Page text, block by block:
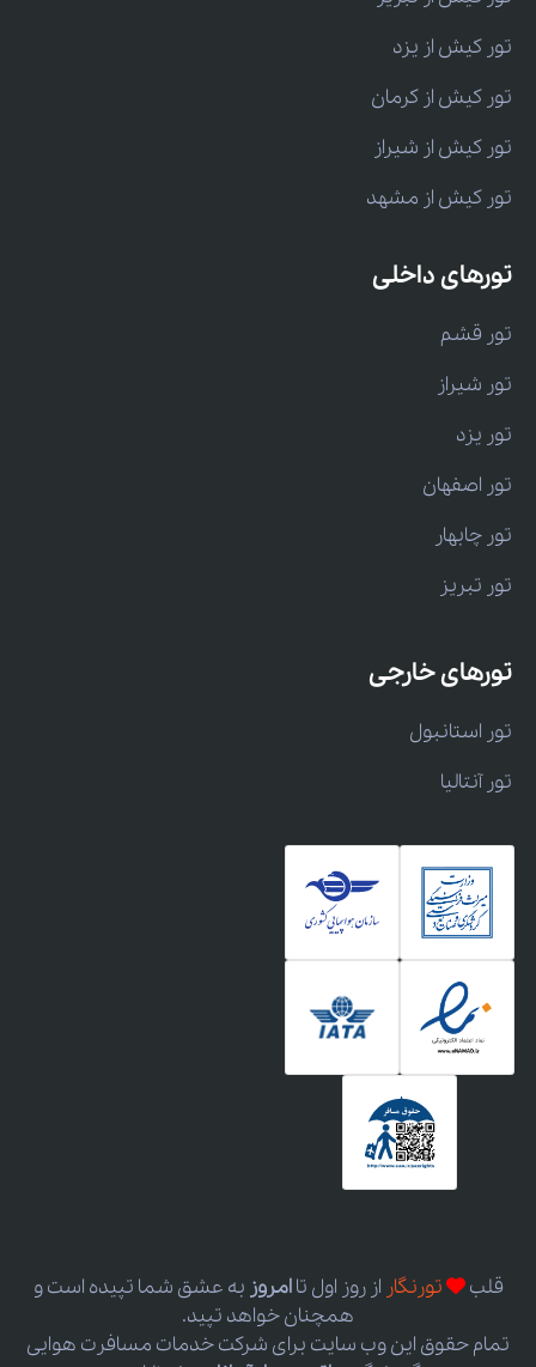
تور کیش از یزد
تور کیش از کرمان
تور کیش از شیراز
تور کیش از مشهد
تورهای داخلی
تور قشم
تور شیراز
تور یزد
تور اصفهان
تور چابهار
تور تبریز
تورهای خارجی
تور استانبول
تور آنتالیا
قلب تورنگار از روز اول تاامروز به عشق شما تپیده است و
همچنان خواهد تپید.
تمام حقوق این وب سایت برای شرکت خدمات مسافرت هوایی